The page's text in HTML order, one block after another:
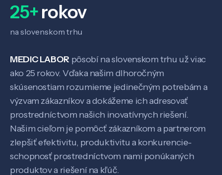
25+rokov
na slovenskom trhu
MEDIC LABOR pôsobí na slovenskom trhu už viac
ako 25 rokov. Vďaka našim dlhoročným
skúsenostiam rozumieme jedinečným potrebám a
výzvam zákazníkov a dokážeme ich adresovať
prostredníctvom našich inovatívnych riešení.
Našim cieľom je pomôcť zákazníkom a partnerom
zlepšiť efektivitu, produktivitu a konkurencie-
schopnosť prostredníctvom nami ponúkaných
produktov a riešení na kľúč.